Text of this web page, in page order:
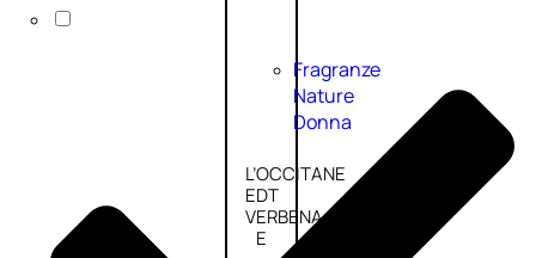
Fragranze
Nature
Donna
L’OCCITANE
EDT
VERBENA
E